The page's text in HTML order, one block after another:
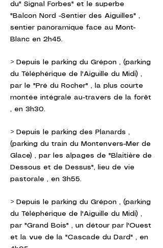
du" Signal Forbes" et le superbe
"Balcon Nord -Sentier des Aiguilles" ,
sentier panoramique face au Mont-
Blanc en 2h45.
> Depuis le parking du Grépon , (parking
du Téléphérique de l'Aiguille du Midi) ,
par le "Pré du Rocher" , la plus courte
montée intégrale au-travers de la forêt
, en 3h30.
> Depuis le parking des Planards ,
(parking du train du Montenvers-Mer de
Glace) , par les alpages de "Blaitière de
Dessous et de Dessus", lieu de vie
pastorale , en 3h55.
> Depuis le parking du Grépon , (parking
du Téléphérique de l'Aiguille du Midi) ,
par "Grand Bois" , un détour par l'Ouest
et la vue de la "Cascade du Dard" , en